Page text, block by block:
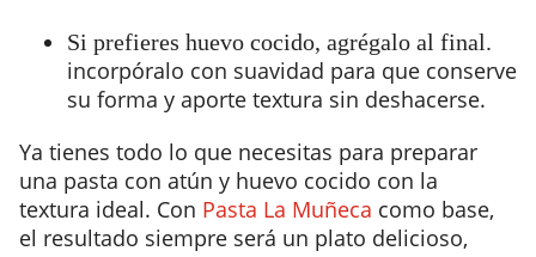
Si prefieres huevo cocido, agrégalo al final.
incorpóralo con suavidad para que conserve
su forma y aporte textura sin deshacerse.
Ya tienes todo lo que necesitas para preparar
una pasta con atún y huevo cocido con la
textura ideal. Con Pasta La Muñeca como base,
el resultado siempre será un plato delicioso,